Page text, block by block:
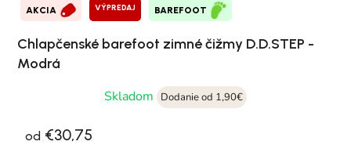
AKCIA VÝPREDAJ BAREFOOT
Chlapčenské barefoot zimné čižmy D.D.STEP -
Modrá
Skladom
Dodanie od 1,90€
od €30,75